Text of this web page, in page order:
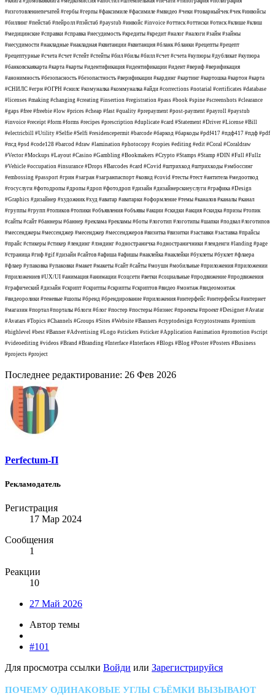
#изготовлениепечатей #гербы #герпы #факсимиле #фасимиле #мвидео #чеки #товарныйчек #чек #инвойсы
#биллинг #пейстаб #пейролл #пэйстаб #paystub #инвойс #invoice #оттиск #оттиски #отиск #клише #клиш
#медицинские #справки #справка #несудимость #кредиты #кредит #налог #налоги #займ #займы
#несудимости #накладные #накладная #квитанции #квитанция #бланк #бланки #рецепты #рецепт
#рецептурные #счета #счет #стейт #стейты #бил #билы #билл #счет #счета #купюры #дубликат #купюра
#банковскаякарта #карта #карты #идентификация #идентификации #идент #вериф #верификация
#анонимность #безопасность #безопастность #верификации #кардинг #картинг #картошка #картон #карта
#СНИЛС #егрн #ОГРН #снилс #комуналка #коммуналка #айди #corrections #notarial #certificates #database
#licenses #making #changing #creating #insertion #registration #pass #book #spine #screenshots #clearance
#gaps #free #freebie #low #prices #cheap #fast #quality #prepayment #post-payment #payroll #paystub
#invoice #receipt #form #forms #recipes #prescription #duplicate #card #Statement #Driver #License #Bill
#electricbill #Utility #Selfie #Selfi #residencepermit #barcode #баркод #баркоды #pdf417 #пдф417 #пдф #pdf
#псд #psd #code128 #barcod #draw #lamination #photocopy #copies #editing #edit #Coral #Coraldraw
#Vector #Mockups #Layout #Casino #Gambling #Bookmakers #Crypto #Stamps #Stamp #DIN #Full #Fullz
#Vehicle #occupation #insurance #Drops #Barcodes #card #Covid #штрихкод #штрихкоды #эмбоссинг
#embossing #passport #грин #загран #загранпаспорт #ковид #covid #тесты #тест #антитела #медоотвод
#госуслуги #фотодропы #дропы #дроп #фотодроп #дизайн #дизайнерскиеуслуги #графика #Design
#Graphics #дизайнер #художник #худ #аватар #аватарки #оформление #темы #каналов #каналы #канал
#группы #групп #топиков #топики #объявления #объявы #акции #скидки #акция #скидка #призы #топик
#сайты #сайт #баннеры #баннер #реклама #рекламы #боты #логотип #логотипы #шапки #подвал #логотипов
#мессенджеры #мессенджер #месенджер #мессенджеров #визитка #визитки #заставки #заставка #прайсы
#прайс #стикеры #стикер #лендинг #лэндинг #одностраничка #одностраничники #ленденги #landing #page
#страница #гиф #gif #дизайн #сайтов #афиша #афишы #наклейка #наклейки #буклеты #буклет #флаера
#флаер #упаковка #упаковки #макет #макеты #сайт #сайты #моушн #мобильные #приложения #приложении
#приложениев #UX/UI #анимация #анимации #соцсети #ветки #социальные #продвижение #продвижения
#графический #дизайн #скрипт #скритпы #скрипты #скриптов #видео #монтаж #видеомонтаж
#видеоролики #теневые #шопы #бренд #брендирование #приложения #интерфейс #интерфейсы #интернет
#магазин #портал #порталы #блоги #блог #постер #постеры #бизнес #проекты #проект #Designer #Avatar
#Avatars #Topics #Channels #Groups #Sites #Website #Banners #cryptodesign #cryptostreams #premium
#highlevel #best #Banner #Advertising #Logo #stickers #sticker #Application #animation #promotion #script
#videoediting #videos #Brand #Branding #Interface #Interfaces #Blogs #Blog #Poster #Posters #Business
#projects #project
Последнее редактирование: 26 Фев 2026
Perfectum-П
Рекламодатель
Регистрация
17 Мар 2024
Сообщения
1
Реакции
10
27 Май 2026
Автор темы
#101
Для просмотра ссылки Войди или Зарегистрируйся
ПОЧЕМУ ОДИНАКОВЫЕ УГЛЫ СЪЁМКИ ВЫЗЫВАЮТ